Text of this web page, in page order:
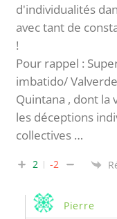
d'individualités
avec tant de
!
Pour rappel :
imbatido/
Quintana , dont
les déceptions
collectives …
2 -2
Pierre